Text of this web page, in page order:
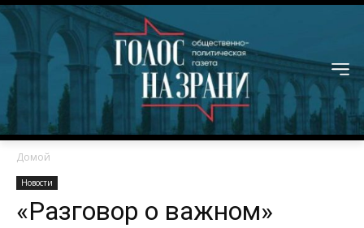
Домой
Новости
«Разговор о важном»